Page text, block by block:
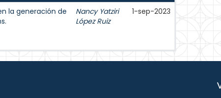
la generación de
Nancy Yatziri
López Ruiz
1-sep-2023